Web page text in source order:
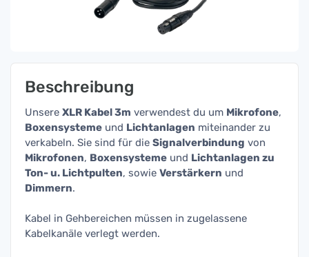
Beschreibung
Unsere XLR Kabel 3m verwendest du um Mikrofone,
Boxensysteme und Lichtanlagen miteinander zu
verkabeln. Sie sind für die Signalverbindung von
Mikrofonen, Boxensysteme und Lichtanlagen zu
Ton- u. Lichtpulten, sowie Verstärkern und
Dimmern.
Kabel in Gehbereichen müssen in zugelassene
Kabelkanäle verlegt werden.